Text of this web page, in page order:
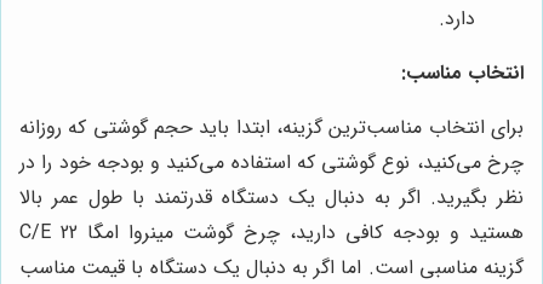
دارد.
انتخاب مناسب:
برای انتخاب مناسب‌ترین گزینه، ابتدا باید حجم گوشتی که روزانه
چرخ می‌کنید، نوع گوشتی که استفاده می‌کنید و بودجه خود را در
نظر بگیرید. اگر به دنبال یک دستگاه قدرتمند با طول عمر بالا
هستید و بودجه کافی دارید، چرخ گوشت مینروا امگا C/E 22
گزینه مناسبی است. اما اگر به دنبال یک دستگاه با قیمت مناسب